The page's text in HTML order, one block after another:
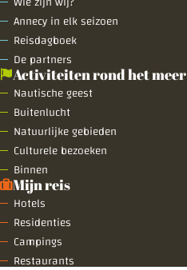
Annecy in elk seizoen
Reisdagboek
De partners
Activiteiten rond het meer
Nautische geest
Buitenlucht
Natuurlijke gebieden
Culturele bezoeken
Binnen
Mijn reis
Hotels
Residenties
Campings
Restaurants